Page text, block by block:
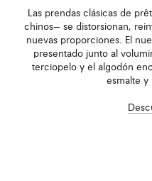
Las prendas clásicas de
chinos— se distorsionan,
nuevas proporciones. El
presentado junto al
terciopelo y el algodón
esmalte y